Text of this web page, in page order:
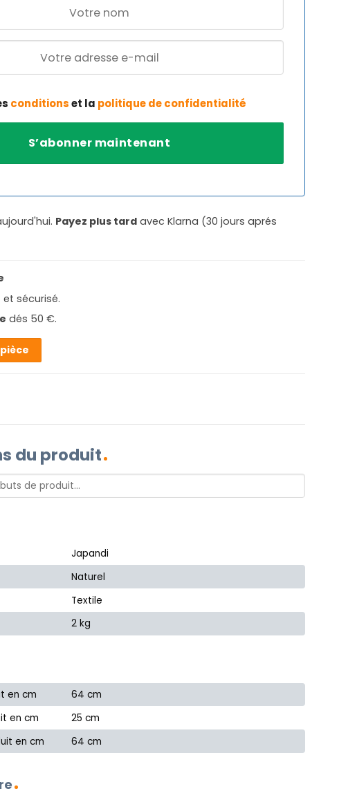
conditionset la politique de confidentialité
Payez plus tard avec Klarna (30 jours aprés
et sécurisé.
dés 50 €.
du produit
Japandi
Naturel
Textile
2 kg
en cm
64 cm
en cm
25 cm
en cm
64 cm